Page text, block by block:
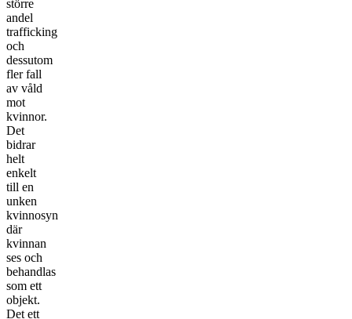
större
andel
trafficking
och
dessutom
fler fall
av våld
mot
kvinnor.
Det
bidrar
helt
enkelt
till en
unken
kvinnosyn
där
kvinnan
ses och
behandlas
som ett
objekt.
Det ett